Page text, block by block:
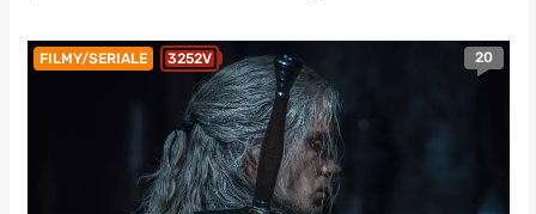
FILMY/SERIALE 3252V 20